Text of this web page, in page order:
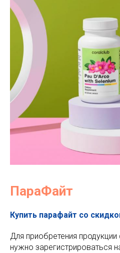
ПараФайт
Купить парафайт со
Для приобретения
нужно зарегистрироваться